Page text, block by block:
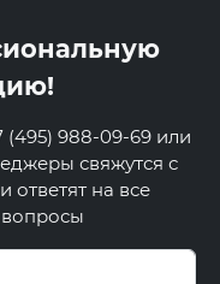
988-09-69 или
свяжутся с
на все